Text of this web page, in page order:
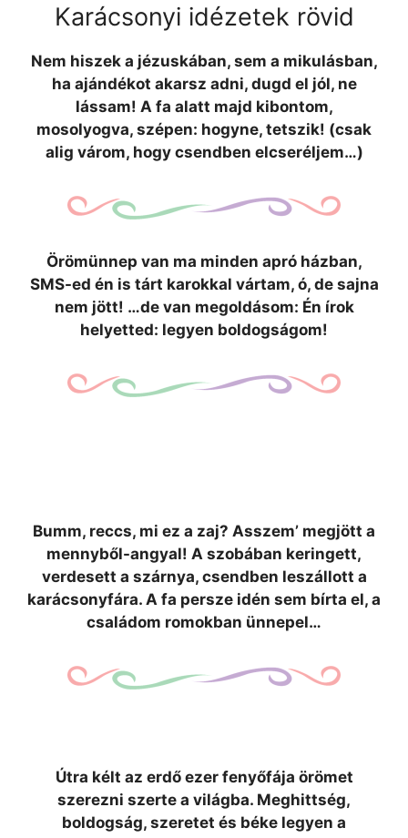
Karácsonyi idézetek rövid
Nem hiszek a jézuskában, sem a mikulásban,
ha ajándékot akarsz adni, dugd el jól, ne
lássam! A fa alatt majd kibontom,
mosolyogva, szépen: hogyne, tetszik! (csak
alig várom, hogy csendben elcseréljem…)
Örömünnep van ma minden apró házban,
SMS-ed én is tárt karokkal vártam, ó, de sajna
nem jött! …de van megoldásom: Én írok
helyetted: legyen boldogságom!
Bumm, reccs, mi ez a zaj? Asszem’ megjött a
mennyből-angyal! A szobában keringett,
verdesett a szárnya, csendben leszállott a
karácsonyfára. A fa persze idén sem bírta el, a
családom romokban ünnepel…
Útra kélt az erdő ezer fenyőfája örömet
szerezni szerte a világba. Meghittség,
boldogság, szeretet és béke legyen a